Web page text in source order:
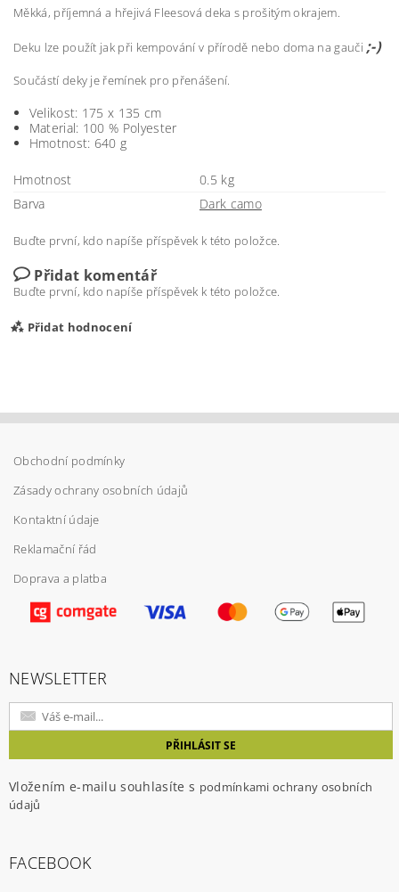
Měkká, příjemná a hřejivá Fleesová deka s prošitým okrajem.
Deku lze použít jak při kempování v přírodě nebo doma na gauči ;-)
Součástí deky je řemínek pro přenášení.
Velikost: 175 x 135 cm
Material: 100 % Polyester
Hmotnost: 640 g
Hmotnost
0.5 kg
Barva
Dark camo
Buďte první, kdo napíše příspěvek k této položce.
Přidat komentář
Buďte první, kdo napíše příspěvek k této položce.
Přidat hodnocení
Vložením hodnocení souhlasíte spodmínkami
ochrany osobních údajů
Obchodní podmínky
Zásady ochrany osobních údajů
Kontaktní údaje
Reklamační řád
Doprava a platba
NEWSLETTER
Vložením e-mailu souhlasíte s podmínkami ochrany osobních
údajů
FACEBOOK